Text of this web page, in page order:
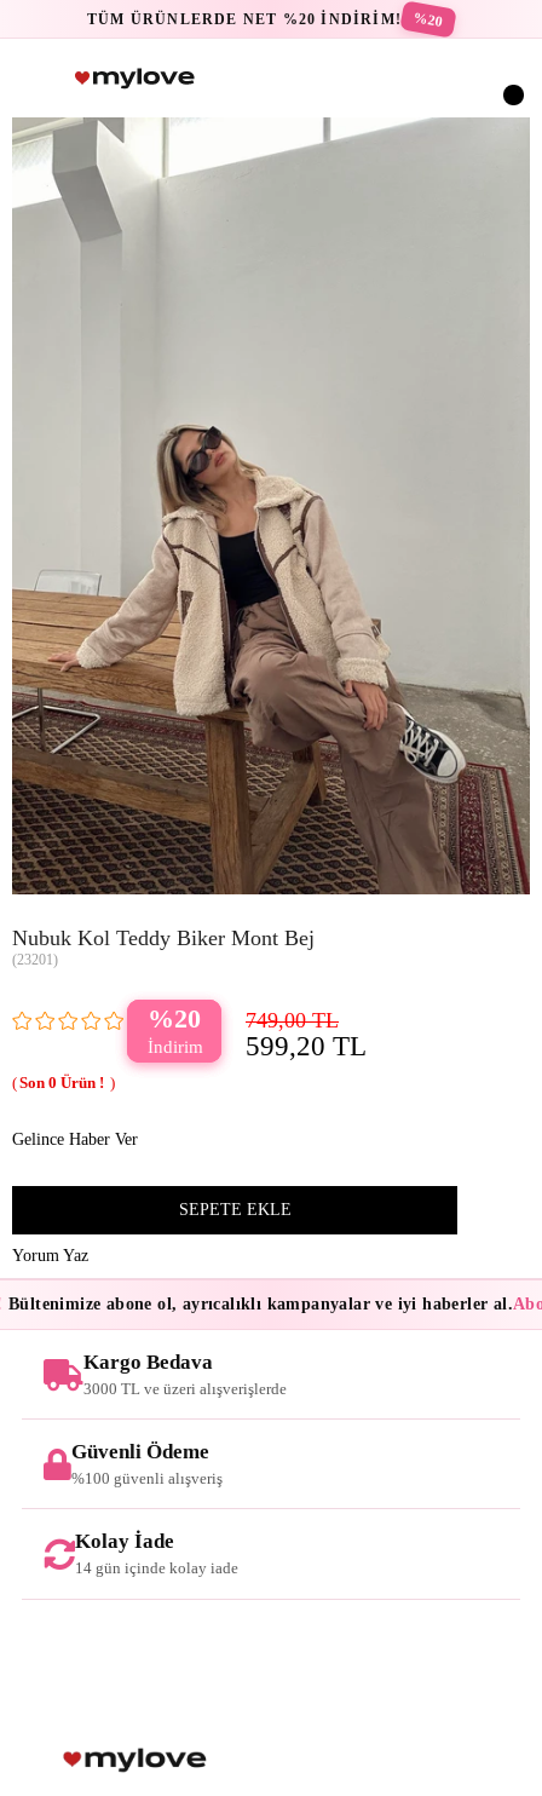
TÜM ÜRÜNLERDE NET %20 İNDİRİM! %20
Nubuk Kol Teddy Biker Mont Bej
(23201)
20 749,00 TL
599,20 TL
0
Gelince Haber Ver
Yorum Yaz
Bültenimize abone ol, ayrıcalıklı kampanyalar ve iyi haberler al.
Kargo Bedava
3000 TL ve üzeri alışverişlerde
Güvenli Ödeme
%100 güvenli alışveriş
Kolay İade
14 gün içinde kolay iade